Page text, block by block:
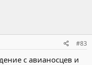
#83
с авианосцев и